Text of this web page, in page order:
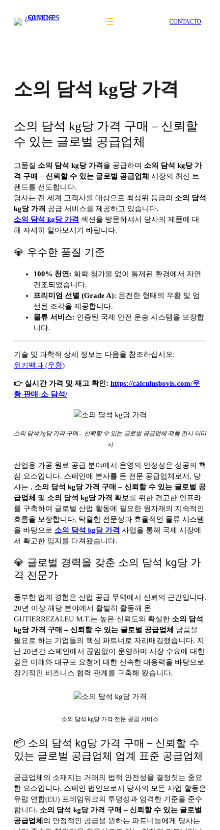
CONTACTO
소의 담석 kg당 가격
소의 담석 kg당 가격 구매 – 신뢰할
수 있는 글로벌 공급업체
고품질 소의 담석 kg당 가격을 공급하며 소의 담석 kg당 가
격 구매 – 신뢰할 수 있는 글로벌 공급업체
시장의 최신 트
렌드를 선도합니다.
당사는 전 세계 고객사를 대상으로 최상위 등급의 소의 담석
kg당 가격 공급 서비스를 제공하고 있습니다.
소의 담석 kg당 가격 섹션을 방문하셔서 당사의 제품에 대
해 자세히 알아보시기 바랍니다.
💎 우수한 품질 기준
100% 천연: 화학 첨가물 없이 통제된 환경에서 자연
건조되었습니다.
프리미엄 선별 (Grade A): 온전한 형태의 우황 및 엄
선된 조각을 제공합니다.
물류 서비스: 인증된 국제 안전 운송 시스템을 보장합
니다.
기술 및 과학적 상세 정보는 다음을 참조하십시오:
위키백과 (우황)
👉 실시간 가격 및 재고 확인: https://calculusbovis.com/우
황-판매-소-담석/
소의 담석 kg당 가격 구매 – 신뢰할 수 있는 글로벌 공급업체 제품 전시 이미
지
산업용 가공 원료 공급 분야에서 운영의 안정성은 성공의 핵
심 요소입니다. 스페인에 본사를 둔 전문 공급업체로서, 당
사는 , 소의 담석 kg당 가격 구매 – 신뢰할 수 있는 글로벌 공
급업체
및 소의 담석 kg당 가격 확보를 위한 견고한 인프라
를 구축하여 글로벌 산업 활동에 필요한 원자재의 지속적인
흐름을 보장합니다. 탁월한 전문성과 효율적인 물류 시스템
을 바탕으로 소의 담석 kg당 가격 사업을 통해 국제 시장에
서 확고한 입지를 다져왔습니다.
💎 글로벌 경력을 갖춘 소의 담석 kg당 가
격 전문가
풍부한 업계 경험은 산업 공급 무역에서 신뢰의 근간입니다.
20년 이상 해당 분야에서 활발히 활동해 온
GUTIERREZALEU M.T.는 높은 신뢰도와 확실한 소의 담석
kg당 가격 구매 – 신뢰할 수 있는 글로벌 공급업체
납품을
필요로 하는 기업들의 핵심 파트너로 자리매김했습니다. 지
난 20년간 스페인에서 끊임없이 운영하며 시장 수요에 대한
깊은 이해와 대규모 요청에 대한 신속한 대응력을 바탕으로
장기적인 비즈니스 협력 관계를 구축해 왔습니다.
소의 담석 kg당 가격 전문 공급 서비스
📦 소의 담석 kg당 가격 구매 – 신뢰할 수
있는 글로벌 공급업체 업계 표준 공급업체
공급업체의 소재지는 거래의 법적 안전성을 결정짓는 중요
한 요소입니다. 스페인 법인으로서 당사의 모든 사업 활동은
유럽 연합(EU) 프레임워크의 투명성과 엄격한 기준을 준수
합니다. 소의 담석 kg당 가격 구매 – 신뢰할 수 있는 글로벌
공급업체 의 안정적인 공급을 원하는 파트너들에게 당사는